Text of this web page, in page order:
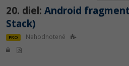
20. diel: Android
Stack)
PRO Nehodnotené